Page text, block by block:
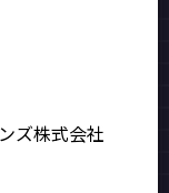
ズ株式会社